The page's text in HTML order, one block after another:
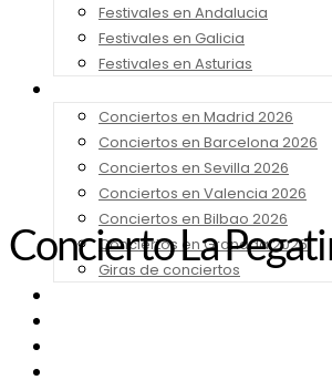
Festivales en Andalucia
Festivales en Galicia
Festivales en Asturias
Conciertos en Madrid 2026
Conciertos en Barcelona 2026
Conciertos en Sevilla 2026
Conciertos en Valencia 2026
Conciertos en Bilbao 2026
Conciertos en Granada 2026
Giras de conciertos
Concierto La